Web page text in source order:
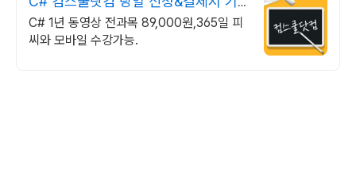
프티콘!
C# 1년 동영상 전과목 89,000원,365일 피
씨와 모바일 수강가능.